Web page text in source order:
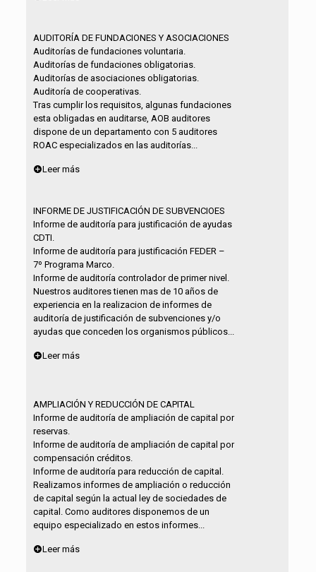
AUDITORÍA DE FUNDACIONES Y ASOCIACIONES
Auditorías de fundaciones voluntaria.
Auditorías de fundaciones obligatorias.
Auditorías de asociaciones obligatorias.
Auditoría de cooperativas.
Tras cumplir los requisitos, algunas fundaciones
esta obligadas en auditarse, AOB auditores
dispone de un departamento con 5 auditores
ROAC especializados en las auditorías...
Leer más
INFORME DE JUSTIFICACIÓN DE SUBVENCIOES
Informe de auditoría para justificación de ayudas
CDTI.
Informe de auditoría para justificación FEDER –
7º Programa Marco.
Informe de auditoría controlador de primer nivel.
Nuestros auditores tienen mas de 10 años de
experiencia en la realizacion de informes de
auditoría de justificación de subvenciones y/o
ayudas que conceden los organismos públicos...
Leer más
AMPLIACIÓN Y REDUCCIÓN DE CAPITAL
Informe de auditoría de ampliación de capital por
reservas.
Informe de auditoría de ampliación de capital por
compensación créditos.
Informe de auditoría para reducción de capital.
Realizamos informes de ampliación o reducción
de capital según la actual ley de sociedades de
capital. Como auditores disponemos de un
equipo especializado en estos informes...
Leer más